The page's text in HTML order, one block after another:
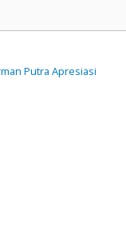
Putra Apresiasi